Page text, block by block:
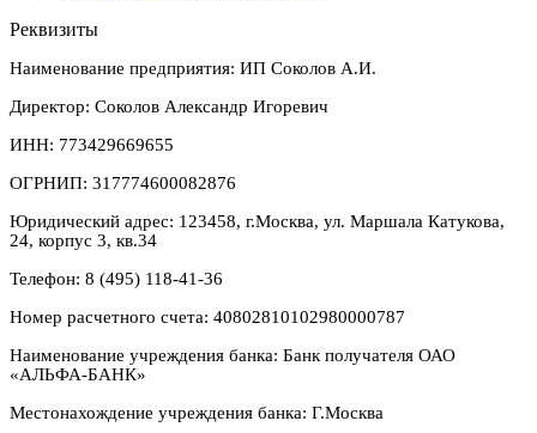
Реквизиты
Наименование предприятия: ИП Соколов А.И.
Директор: Соколов Александр Игоревич
ИНН: 773429669655
ОГРНИП: 317774600082876
Юридический адрес: 123458, г.Москва, ул. Маршала Катукова,
24, корпус 3, кв.34
Телефон: 8 (495) 118-41-36
Номер расчетного счета: 40802810102980000787
Наименование учреждения банка: Банк получателя ОАО
«АЛЬФА-БАНК»
Местонахождение учреждения банка: Г.Москва